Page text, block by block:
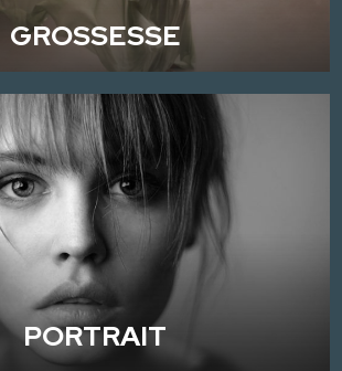
GROSSESSE
PORTRAIT